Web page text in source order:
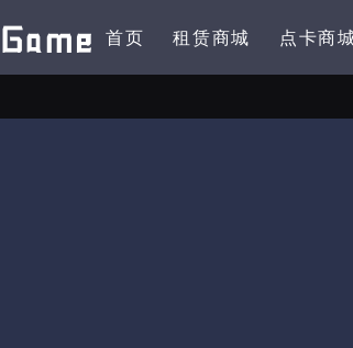
首页 租赁商城 点卡商